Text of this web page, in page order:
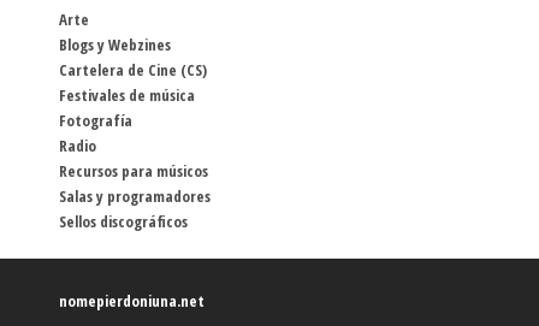
Arte
Blogs y Webzines
Cartelera de Cine (CS)
Festivales de música
Fotografía
Radio
Recursos para músicos
Salas y programadores
Sellos discográficos
nomepierdoniuna.net